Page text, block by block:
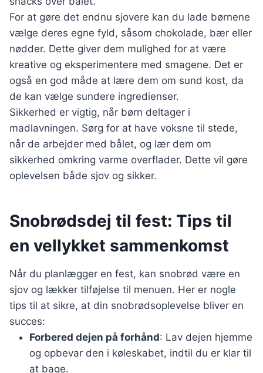
For at gøre det endnu sjovere kan du lade børnene
vælge deres egne fyld, såsom chokolade, bær eller
nødder. Dette giver dem mulighed for at være
kreative og eksperimentere med smagene. Det er
også en god måde at lære dem om sund kost, da
de kan vælge sundere ingredienser.
Sikkerhed er vigtig, når børn deltager i
madlavningen. Sørg for at have voksne til stede,
når de arbejder med bålet, og lær dem om
sikkerhed omkring varme overflader. Dette vil gøre
oplevelsen både sjov og sikker.
Snobrødsdej til fest: Tips til
en vellykket sammenkomst
Når du planlægger en fest, kan snobrød være en
sjov og lækker tilføjelse til menuen. Her er nogle
tips til at sikre, at din snobrødsoplevelse bliver en
succes:
Forbered dejen på forhånd: Lav dejen hjemme
og opbevar den i køleskabet, indtil du er klar til
at bage.